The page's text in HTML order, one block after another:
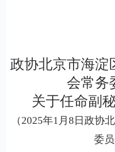
政协北京市海淀
会常务
关于任命副
（2025年1月 8 日政协
委